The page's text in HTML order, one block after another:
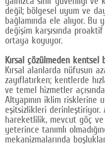
değil; bölgesel uyum ve
bağlamında ele alıyor. Bu
değişim karşısında
ortaya koyuyor.
Kırsal çözülmeden kentsel
Kırsal alanlarda nüfusun
zayıflatırken; kentlerde
ve temel hizmetler
Altyapının iklim risklerine
eşitsizlikleri derinleştiriyor.
hareketlilik, mevcut göç
yeterince tanımlı
mekanizmalarında